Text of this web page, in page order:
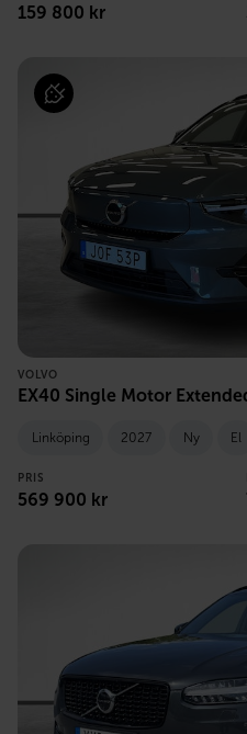
159 800 kr
VOLVO
EX40 Single Motor
Linköping 2027 Ny El
PRIS
569 900 kr